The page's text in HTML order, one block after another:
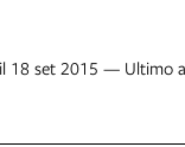
18 set 2015 — Ultimo